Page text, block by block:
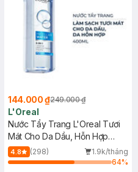
144.000 ₫249.000 ₫
L'Oreal
Nước Tẩy Trang L'Oreal Tươi
Mát Cho Da Dầu, Hỗn Hợp
400ml
4.8 (298)
1.9k/tháng
64%